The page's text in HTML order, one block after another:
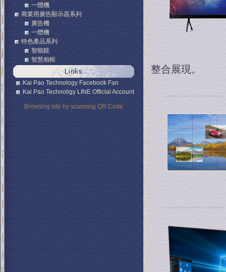
整合展現。
一體機
商業用廣告顯示器系列
廣告機
一體機
特色產品系列
智能鏡
智慧相框
Links
Kai Pao Technology Facebook Fan
Page
Kai Pao Technoligy LINE Official Account
Browsing site by scanning QR Code